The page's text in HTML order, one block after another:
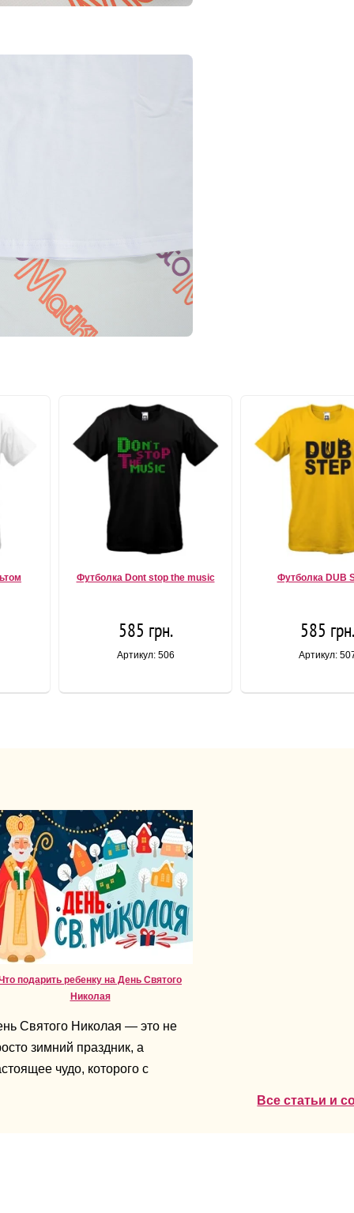
Футболка Dont stop the music
585 грн.
Артикул: 506
Футболка DUB
585 грн.
Артикул:
подарить ребенку на День Святого
Николая
Святого Николая — это не
зимний праздник, а
чудо, которого с
Все статьи и